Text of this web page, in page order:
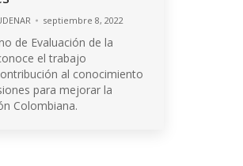
septiembre 8, 2022
de Evaluación de la
el trabajo
al conocimiento
para mejorar la
Colombiana.